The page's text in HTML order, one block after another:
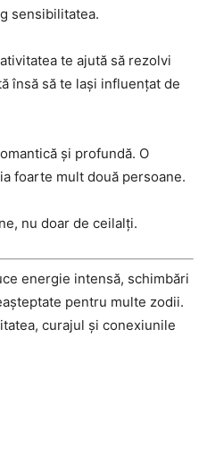
sensibilitatea.
te ajută să rezolvi
însă să te lași influențat de
și profundă. O
foarte mult două persoane.
nu doar de ceilalți.
energie intensă, schimbări
pentru multe zodii.
curajul și conexiunile